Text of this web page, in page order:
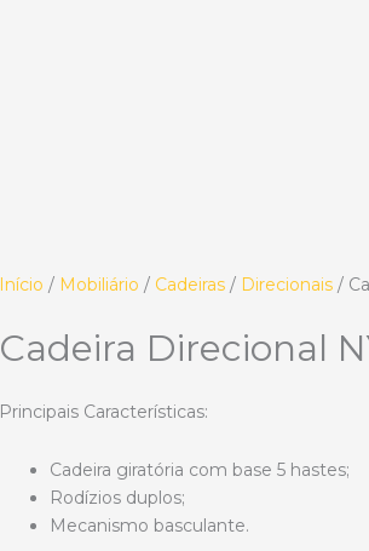
Início / Mobiliário / Cadeiras / Direcionais /
Cadeira Direcional
Principais Características:
Cadeira giratória com base 5 hastes;
Rodízios duplos;
Mecanismo basculante.